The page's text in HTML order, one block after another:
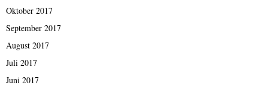
Oktober 2017
September 2017
August 2017
Juli 2017
Juni 2017